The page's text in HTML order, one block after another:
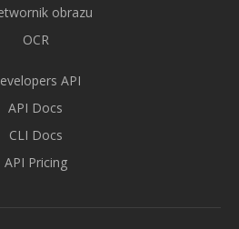
obrazu
OCR
API
API Docs
CLI Docs
API Pricing